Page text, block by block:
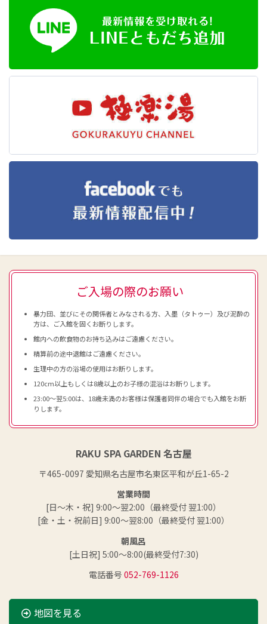
ご入場の際のお願い
暴力団、並びにその関係者とみなされる方、入墨（タトゥー）及び泥酔の
方は、ご入館を固くお断りします。
館内への飲食物のお持ち込みはご遠慮ください。
精算前の途中退館はご遠慮ください。
生理中の方の浴場の使用はお断りします。
120cm以上もしくは8歳以上のお子様の混浴はお断りします。
23:00～翌5:00は、18歳未満のお客様は保護者同伴の場合でも入館をお断
りします。
RAKU SPA GARDEN 名古屋
〒465-0097 愛知県名古屋市名東区平和が丘1-65-2
営業時間
[日～木・祝] 9:00～翌2:00（最終受付 翌1:00）
[金・土・祝前日] 9:00～翌8:00（最終受付 翌1:00）
朝風呂
[土日祝] 5:00～8:00(最終受付7:30)
電話番号 052-769-1126
地図を見る